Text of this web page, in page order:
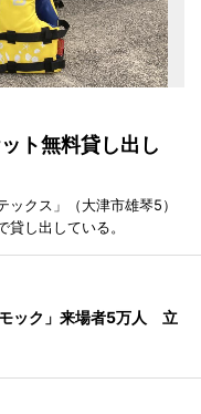
ト無料貸し出し
クス」（大津市雄琴5）
し出している。
ック」来場者5万人 立